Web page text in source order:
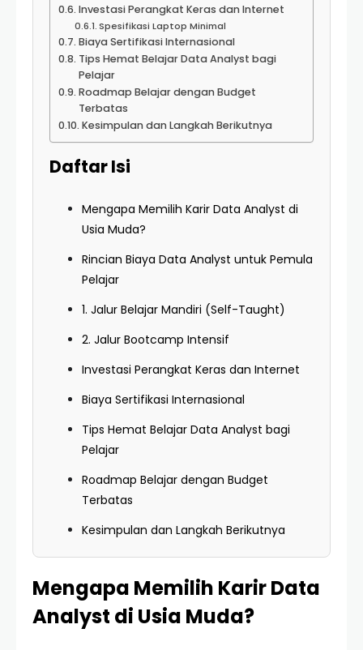
Investasi Perangkat Keras dan Internet
Spesifikasi Laptop Minimal
Biaya Sertifikasi Internasional
Tips Hemat Belajar Data Analyst bagi
Pelajar
Roadmap Belajar dengan Budget
Terbatas
Kesimpulan dan Langkah Berikutnya
Daftar Isi
Mengapa Memilih Karir Data Analyst di
Usia Muda?
Rincian Biaya Data Analyst untuk Pemula
Pelajar
1. Jalur Belajar Mandiri (Self-Taught)
2. Jalur Bootcamp Intensif
Investasi Perangkat Keras dan Internet
Biaya Sertifikasi Internasional
Tips Hemat Belajar Data Analyst bagi
Pelajar
Roadmap Belajar dengan Budget
Terbatas
Kesimpulan dan Langkah Berikutnya
Mengapa Memilih Karir Data
Analyst di Usia Muda?